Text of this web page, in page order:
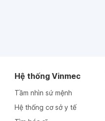
Hệ thống Vinmec
Tầm nhìn sứ mệnh
Hệ thống cơ sở y tế